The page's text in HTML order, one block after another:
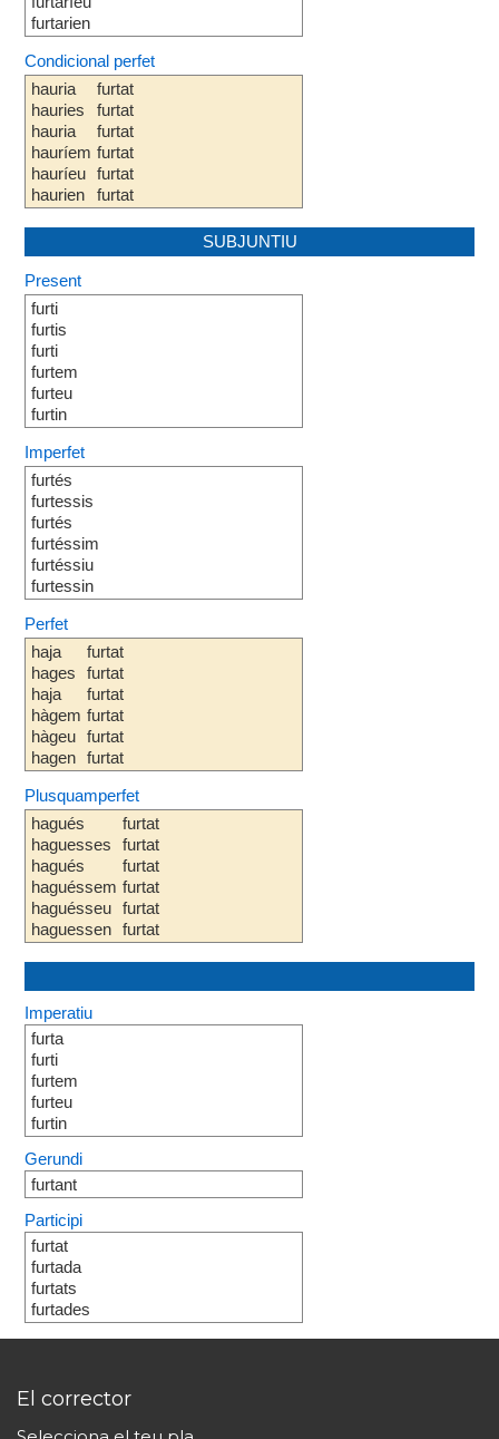
furtarien
Condicional perfet
hauria
hauries
hauria
hauríem
hauríeu
haurien
furtat
furtat
furtat
furtat
furtat
furtat
SUBJUNTIU
Present
furti
furtis
furti
furtem
furteu
furtin
Imperfet
furtés
furtessis
furtés
furtéssim
furtéssiu
furtessin
Perfet
haja
hages
haja
hàgem
hàgeu
hagen
furtat
furtat
furtat
furtat
furtat
furtat
Plusquamperfet
hagués
haguesses
hagués
haguéssem
haguésseu
haguessen
furtat
furtat
furtat
furtat
furtat
furtat
Imperatiu
furta
furti
furtem
furteu
furtin
Gerundi
furtant
Participi
furtat
furtada
furtats
furtades
El corrector